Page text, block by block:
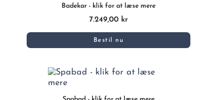
Badekar - klik for at læse mere
7.249,00 kr
Bestil nu